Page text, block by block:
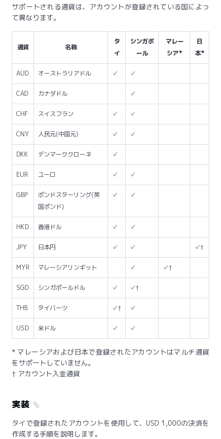
サポートされる通貨は、アカウントが登録されている国によっ
て異なります。
通貨 名称
タ
イ
シンガポ
ール
マレー
シア*
日
本*
AUD オーストラリアドル ✓ ✓
CAD カナダドル ✓
CHF スイスフラン ✓ ✓
CNY 人民元(中国元) ✓ ✓
DKK デンマーククローネ ✓
EUR ユーロ ✓ ✓
GBP
ポンドスターリング(英
国ポンド)
✓ ✓
HKD 香港ドル ✓ ✓
JPY 日本円 ✓ ✓ ✓†
MYR マレーシアリンギット ✓ ✓†
SGD シンガポールドル ✓ ✓†
THB タイバーツ ✓† ✓
USD 米ドル ✓ ✓
* マレーシアおよび日本で登録されたアカウントはマルチ通貨
をサポートしていません。
† アカウント入金通貨
実装
タイで登録されたアカウントを使用して、USD 1,000の決済を
作成する手順を説明します。